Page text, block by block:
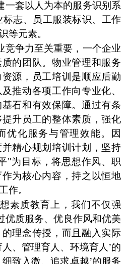
一套以人为本的服务识别系
志、员工服装标识、工作
等元素。
竞争力至关重要，一个企业
的团队。物业管理和服务
源，员工培训是顺应后勤
推动各项工作向专业化、
石和有效保障。通过有条
升员工的整体素质，强化
优化服务与管理效能。因
精心规划培训计划，坚持
"为目标，将思想作风、职
为核心内容，持之以恒地
作。
素质教育上，我们不仅强
优质服务、优良作风和优美
理念传授，而且融入实际
、管理育人、环境育人’的
致入微、追求卓越’的服务